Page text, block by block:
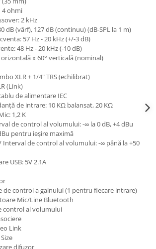
4 ohmi
2 kHz
dB (vârf), 127 dB (continuu) (dB-SPL la 1 m)
57 Hz - 20 kHz (+/-3 dB)
48 Hz - 20 kHz (-10 dB)
orizontală x 60° verticală (nominal)
XLR + 1/4" TRS (echilibrat)
(Link)
de alimentare IEC
de intrare: 10 KΩ balansat, 20 KΩ
1,2 K
de control al volumului: -∞ la 0 dB, +4 dBu
pentru ieșire maximă
Interval de control al volumului: -∞ până la +50
USB: 5V 2.1A
de control a gainului (1 pentru fiecare intrare)
Mic/Line Bluetooth
control al volumului
Link
difuzor